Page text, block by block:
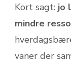
Kort sagt: jo
mindre
vaner der